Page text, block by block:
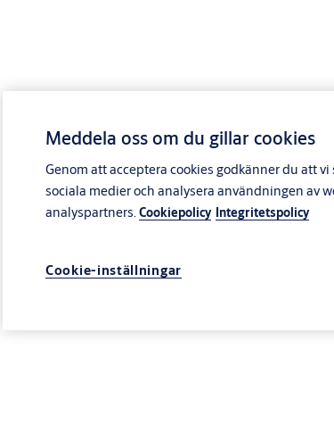
Meddela oss om du gillar cookies
Genom att acceptera cookies godkänner du att
sociala medier och analysera användningen av
analyspartners.Cookiepolicy Integritetspolicy
Cookie-inställningar